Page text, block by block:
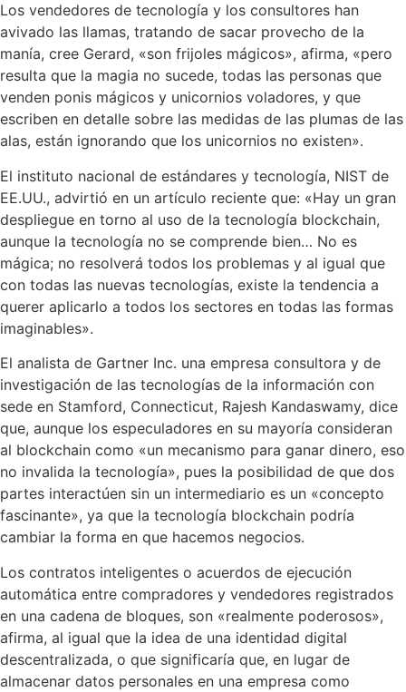
Los vendedores de tecnología y los consultores han
avivado las llamas, tratando de sacar provecho de la
manía, cree Gerard, «son frijoles mágicos», afirma, «pero
resulta que la magia no sucede, todas las personas que
venden ponis mágicos y unicornios voladores, y que
escriben en detalle sobre las medidas de las plumas de las
alas, están ignorando que los unicornios no existen».
El instituto nacional de estándares y tecnología, NIST de
EE.UU., advirtió en un artículo reciente que: «Hay un gran
despliegue en torno al uso de la tecnología blockchain,
aunque la tecnología no se comprende bien… No es
mágica; no resolverá todos los problemas y al igual que
con todas las nuevas tecnologías, existe la tendencia a
querer aplicarlo a todos los sectores en todas las formas
imaginables».
El analista de Gartner Inc. una empresa consultora y de
investigación de las tecnologías de la información con
sede en Stamford, Connecticut, Rajesh Kandaswamy, dice
que, aunque los especuladores en su mayoría consideran
al blockchain como «un mecanismo para ganar dinero, eso
no invalida la tecnología», pues la posibilidad de que dos
partes interactúen sin un intermediario es un «concepto
fascinante», ya que la tecnología blockchain podría
cambiar la forma en que hacemos negocios.
Los contratos inteligentes o acuerdos de ejecución
automática entre compradores y vendedores registrados
en una cadena de bloques, son «realmente poderosos»,
afirma, al igual que la idea de una identidad digital
descentralizada, o que significaría que, en lugar de
almacenar datos personales en una empresa como